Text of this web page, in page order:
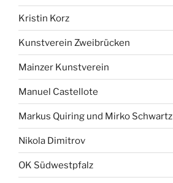
Kristin Korz
Kunstverein Zweibrücken
Mainzer Kunstverein
Manuel Castellote
Markus Quiring und Mirko Schwartz
Nikola Dimitrov
OK Südwestpfalz